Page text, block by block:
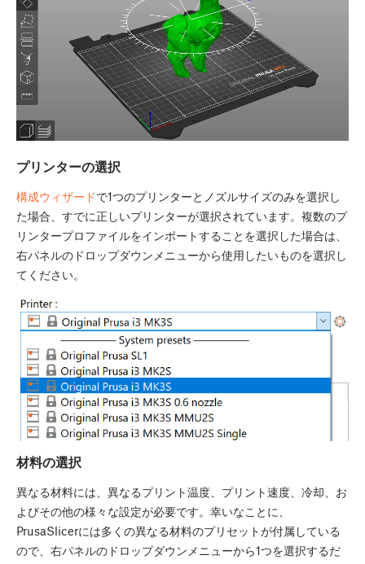
プリンターの選択
構成ウィザードで1つのプリンターとノズルサイズのみを選択し
た場合、すでに正しいプリンターが選択されています。複数のプ
リンタープロファイルをインポートすることを選択した場合は、
右パネルのドロップダウンメニューから使用したいものを選択し
てください。
材料の選択
異なる材料には、異なるプリント温度、プリント速度、冷却、お
よびその他の様々な設定が必要です。幸いなことに、
PrusaSlicerには多くの異なる材料のプリセットが付属している
ので、右パネルのドロップダウンメニューから1つを選択するだ